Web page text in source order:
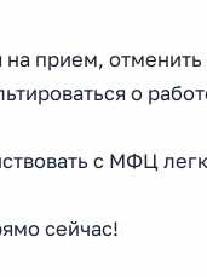
прием,
о
с МФЦ
сейчас!